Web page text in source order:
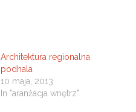
Architektura regionalna
podhala
10 maja, 2013
In "aranżacja wnętrz"